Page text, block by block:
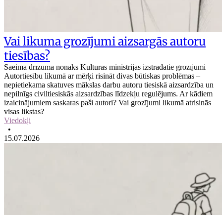
Vai likuma grozījumi aizsargās autoru
tiesības?
Saeimā drīzumā nonāks Kultūras ministrijas izstrādātie grozījumi
Autortiesību likumā ar mērķi risināt divas būtiskas problēmas –
nepietiekama skatuves mākslas darbu autoru tiesiskā aizsardzība un
nepilnīgs civiltiesiskās aizsardzības līdzekļu regulējums. Ar kādiem
izaicinājumiem saskaras paši autori? Vai grozījumi likumā atrisinās
visas likstas?
Viedokļi
•
15.07.2026